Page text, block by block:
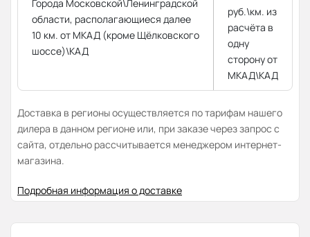
Города Московской\Ленинградской
области, располагающиеся далее
10 км. от МКАД (кроме Щёлковского
шоссе)\КАД
руб.\км. из
расчёта в
одну
сторону от
МКАД\КАД
Доставка в регионы осуществляется по тарифам нашего
дилера в данном регионе или, при заказе через запрос с
сайта, отдельно рассчитывается менеджером интернет-
магазина.
Подробная информация о доставке